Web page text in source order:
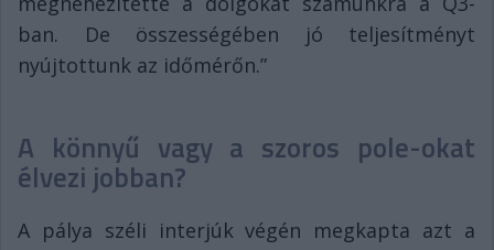
ban. De összességében jó teljesítményt
nyújtottunk az időmérőn.”
A könnyű vagy a szoros pole-okat
élvezi jobban?
A pálya széli interjúk végén megkapta azt a